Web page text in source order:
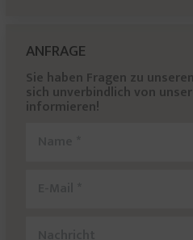
ANFRAGE
Sie haben Fragen zu
sich unverbindlich von
informieren!